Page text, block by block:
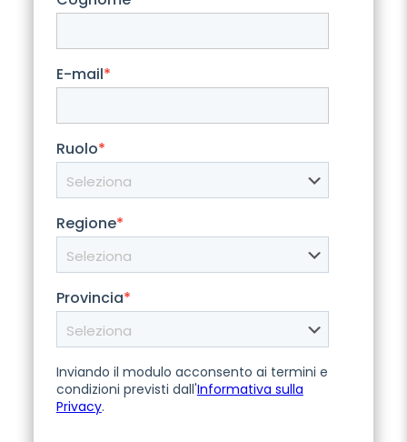
E-mail*
Ruolo*
Regione*
Provincia*
Inviando il modulo acconsento ai termini e
condizioni previsti dall'Informativa sulla
Privacy.